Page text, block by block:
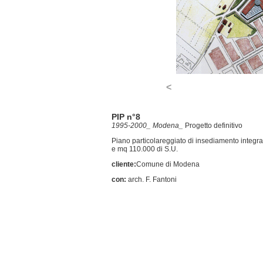
<
PIP n°8
1995-2000_ Modena_
Progetto definitivo
Piano particolareggiato di insediamento
e mq 110.000 di S.U.
cliente:Comune di Modena
con: arch. F. Fantoni